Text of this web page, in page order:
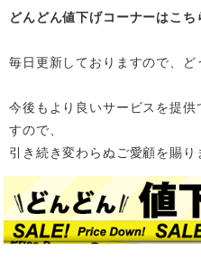
どんどん値下げコーナーはこち
毎日更新しておりますので、ど
今後もより良いサービスを提
すので、
引き続き変わらぬご愛顧を賜り